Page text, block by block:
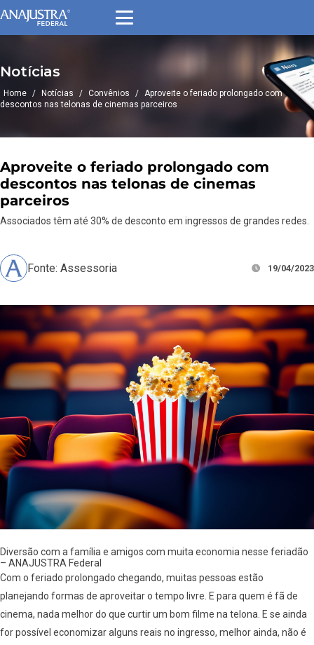
Notícias
Home / Notícias / Convênios / Aproveite o feriado prolongado com
descontos nas telonas de cinemas parceiros
Aproveite o feriado prolongado com
descontos nas telonas de cinemas
parceiros
Associados têm até 30% de desconto em ingressos de grandes redes.
Fonte: Assessoria 19/04/2023
Diversão com a família e amigos com muita economia nesse feriadão
– ANAJUSTRA Federal
Com o feriado prolongado chegando, muitas pessoas estão
planejando formas de aproveitar o tempo livre. E para quem é fã de
cinema, nada melhor do que curtir um bom filme na telona. E se ainda
for possível economizar alguns reais no ingresso, melhor ainda, não é